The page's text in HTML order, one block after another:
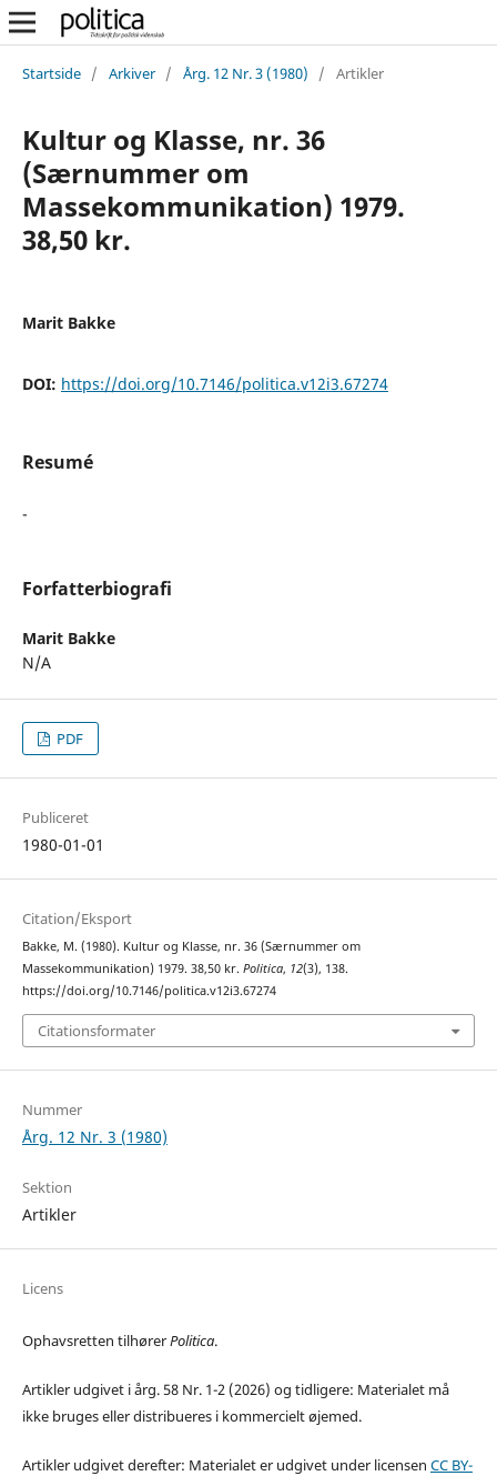
Startside / Arkiver / Årg. 12 Nr. 3 (1980) / Artikler
Kultur og Klasse, nr. 36
(Særnummer om
Massekommunikation) 1979.
38,50 kr.
Marit Bakke
DOI: https://doi.org/10.7146/politica.v12i3.67274
Resumé
-
Forfatterbiografi
Marit Bakke
N/A
PDF
Publiceret
1980-01-01
Citation/Eksport
Bakke, M. (1980). Kultur og Klasse, nr. 36 (Særnummer om
Massekommunikation) 1979. 38,50 kr. Politica, 12(3), 138.
https://doi.org/10.7146/politica.v12i3.67274
Citationsformater
Nummer
Årg. 12 Nr. 3 (1980)
Sektion
Artikler
Licens
Ophavsretten tilhørerPolitica.
Artikler udgivet i årg. 58 Nr. 1-2 (2026) og tidligere: Materialet må
ikke bruges eller distribueres i kommercielt øjemed.
Artikler udgivet derefter: Materialet er udgivet under licensen CC BY-